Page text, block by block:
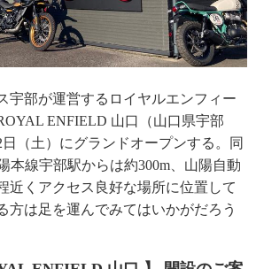
宇部が運営するロイヤルエンフィー
ENFIELD 山口（山口県宇部
（土）にグランドオープンする。同
本線宇部駅からは約300m、山陽自動
近くアクセス良好な場所に位置して
方は足を運んでみてはいかがだろう